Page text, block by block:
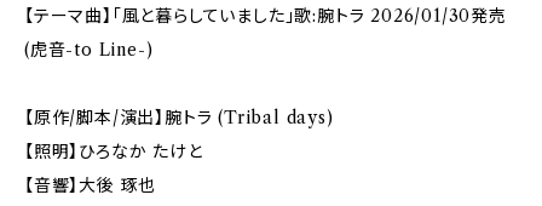
【テーマ曲】「風と暮らしていました」歌:腕トラ 2026/01/30発売
(虎音-to Line-)
【原作/脚本/演出】腕トラ (Tribal days)
【照明】ひろなか たけと
【音響】大後 琢也